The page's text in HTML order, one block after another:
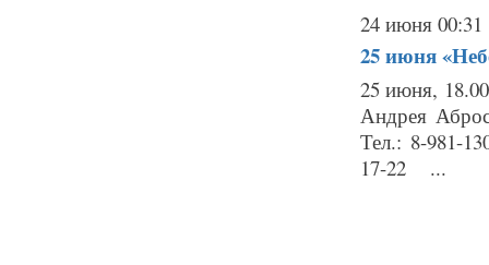
24 июня 00:31
25 июня
25 июня,
Андрея
Тел.: 8-981-
17-22 ...